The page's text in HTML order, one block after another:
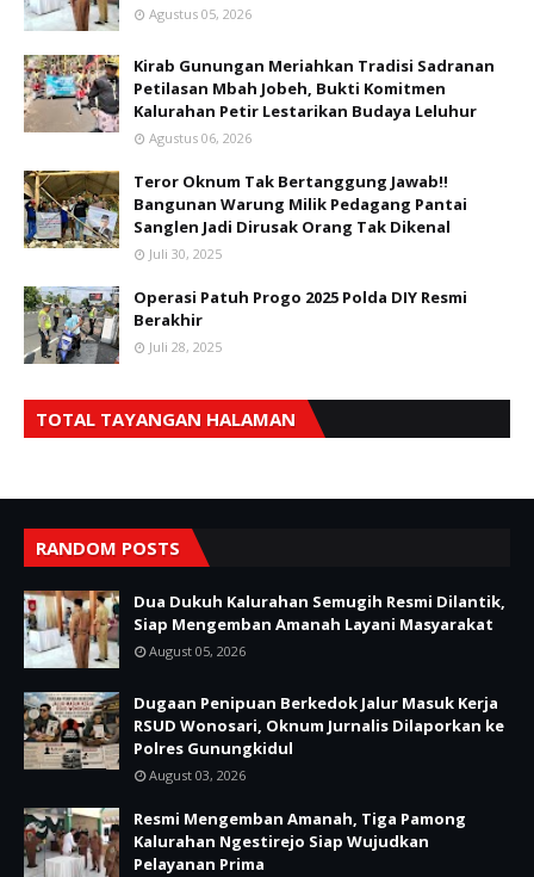
Agustus 05, 2026
Kirab Gunungan Meriahkan Tradisi Sadranan
Petilasan Mbah Jobeh, Bukti Komitmen
Kalurahan Petir Lestarikan Budaya Leluhur
Agustus 06, 2026
Teror Oknum Tak Bertanggung Jawab!!
Bangunan Warung Milik Pedagang Pantai
Sanglen Jadi Dirusak Orang Tak Dikenal
Juli 30, 2025
Operasi Patuh Progo 2025 Polda DIY Resmi
Berakhir
Juli 28, 2025
TOTAL TAYANGAN HALAMAN
RANDOM POSTS
Dua Dukuh Kalurahan Semugih Resmi Dilantik,
Siap Mengemban Amanah Layani Masyarakat
August 05, 2026
Dugaan Penipuan Berkedok Jalur Masuk Kerja
RSUD Wonosari, Oknum Jurnalis Dilaporkan ke
Polres Gunungkidul
August 03, 2026
Resmi Mengemban Amanah, Tiga Pamong
Kalurahan Ngestirejo Siap Wujudkan
Pelayanan Prima